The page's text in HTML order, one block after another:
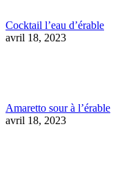
Cocktail l’eau d’érable
avril 18, 2023
Amaretto sour à l’érable
avril 18, 2023